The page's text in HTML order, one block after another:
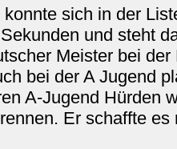
sich in der
und steht
Meister bei
bei der A Jugend
A-Jugend Hürden
Er schaffte